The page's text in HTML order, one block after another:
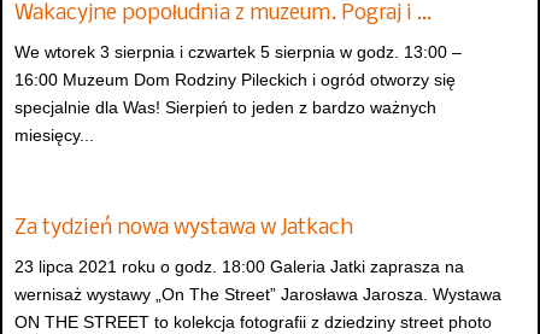
Wakacyjne popołudnia z muzeum. Pograj i …
We wtorek 3 sierpnia i czwartek 5 sierpnia w godz. 13:00 –
16:00 Muzeum Dom Rodziny Pileckich i ogród otworzy się
specjalnie dla Was! Sierpień to jeden z bardzo ważnych
miesięcy...
Za tydzień nowa wystawa w Jatkach
23 lipca 2021 roku o godz. 18:00 Galeria Jatki zaprasza na
wernisaż wystawy „On The Street” Jarosława Jarosza. Wystawa
ON THE STREET to kolekcja fotografii z dziedziny street photo